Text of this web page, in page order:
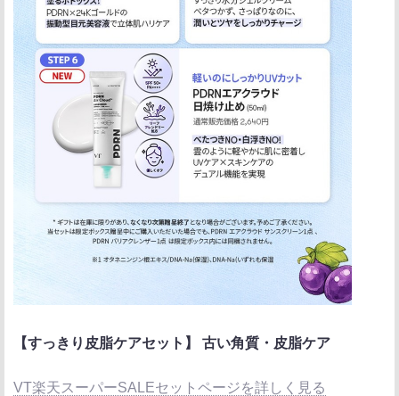
【すっきり皮脂ケアセット】 古い角質・皮脂ケア
VT楽天スーパーSALEセットページを詳しく見る